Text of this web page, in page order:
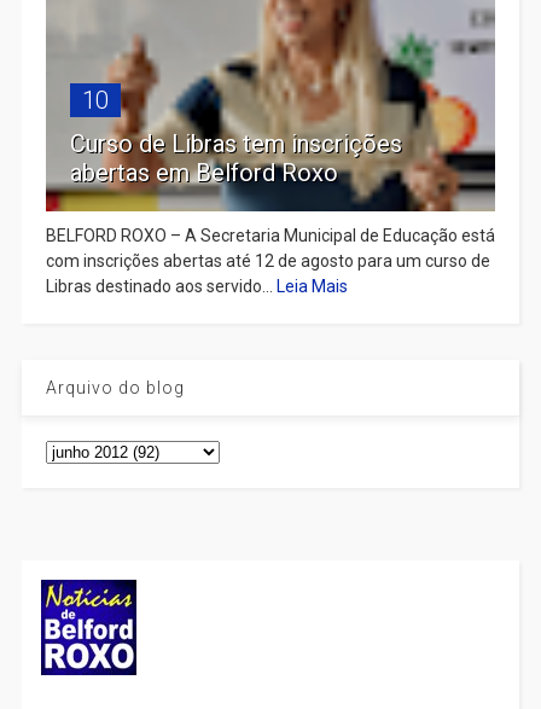
10
Curso de Libras tem inscrições
abertas em Belford Roxo
BELFORD ROXO – A Secretaria Municipal de Educação está
com inscrições abertas até 12 de agosto para um curso de
Libras destinado aos servido... Leia Mais
Arquivo do blog